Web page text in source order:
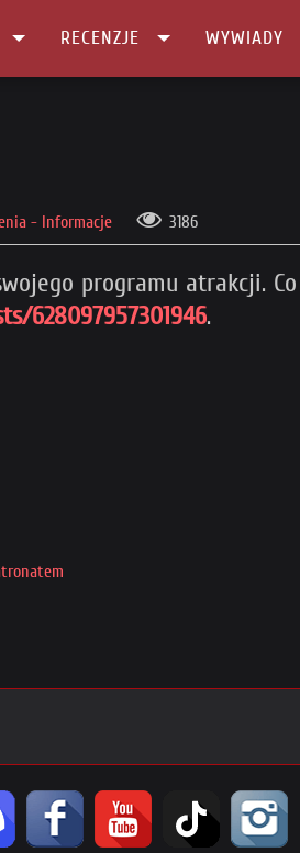
RECENZJE WYWIADY
- Informacje 3186
programu atrakcji.
628097957301946.